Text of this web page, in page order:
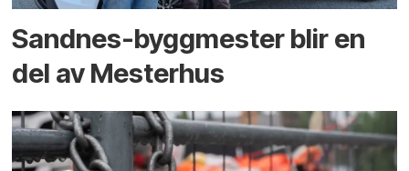
Sandnes-byggmester blir en
del av Mesterhus